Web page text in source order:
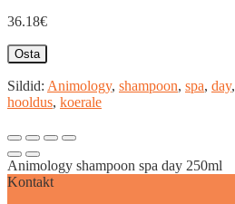
36.18€
Osta
Sildid: Animology, shampoon, spa, day,
hooldus, koerale
Animology shampoon spa day 250ml
Kontakt